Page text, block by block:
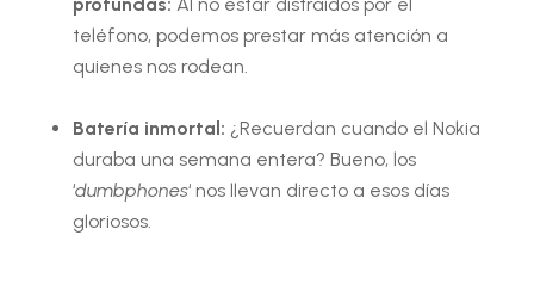
teléfono, podemos prestar más atención a
quienes nos rodean.
Batería inmortal: ¿Recuerdan cuando el Nokia
duraba una semana entera? Bueno, los
‘dumbphones‘ nos llevan directo a esos días
gloriosos.